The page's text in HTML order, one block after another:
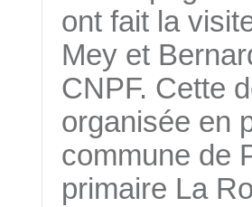
ont fait la
Mey et
CNPF. Cette
organisée en
commune de
primaire La